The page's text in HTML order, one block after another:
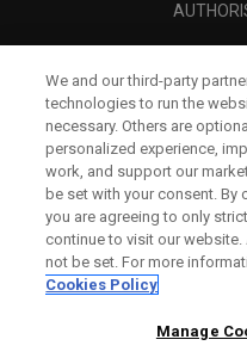
We and our third-party
technologies to run the
necessary. Others are
personalized experience,
work, and support our
be set with your consent. By
you are agreeing to only
continue to visit our
not be set. For more
Cookies Policy
Manage